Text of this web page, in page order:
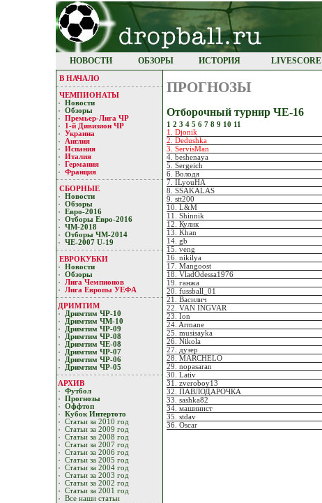
НОВОСТИ ОБЗОРЫ ИСТОРИЯ LIVESCORE
В НАЧАЛО
ЧЕМПИОНАТЫ
Новости
Обзоры
Премьер-Лигa ЧР
1-й Дивизион ЧР
Украина
Англия
Испания
Италия
Германия
Франция
СБОРНЫЕ
Новости
Обзоры
Евро-2016
Отборы Евро-2016
ЧМ-2018
Отборы ЧМ-2014
ЧЕ-2007 U-19
ЕВРОКУБКИ
Новости
Обзоры
Лигa Чемпиoнoв
Лига Европы УЕФA
ДРИМТИМ
Дримтим ЧР-10
Дримтим ЧМ-10
Дримтим ЧР-09
Дримтим ЧР-08
Дримтим ЧЕ-08
Дримтим ЧР-07
Дримтим ЧР-06
Дримтим ЧР-05
АРХИВ
Футбол
Прогнозы
Оффтоп
Кубoк Интертoтo
Статьи за 2010 год
Статьи за 2009 год
Статьи за 2008 год
Статьи за 2007 год
Статьи за 2006 год
Статьи за 2005 год
Статьи за 2004 год
Статьи за 2003 год
Статьи за 2002 год
Статьи за 2001 год
Все наши статьи
ПРОГНОЗЫ
Отборочный турнир ЧЕ-16
1 2 3 4 5 6 7 8 9 10 11
1. Djonik
2. Dedushka
3. ServisMan
4. beshenaya
5. Sergeich
6. Володя
7. ILyouHA
8. SSAKALAS
9. stt200
10. L&M
11. Shinnik
12. Кулик
13. Khan
14. gb
15. veng
16. nikilya
17. Mangoost
18. VladOdessa1976
19. ганжа
20. fussball_01
21. Василич
22. VAN INGVAR
23. Ion
24. Armane
25. musisayka
26. Nikola
27. дузер
28. MARCHELO
29. nopasaran
30. Lativ
31. zveroboy13
32. ПАВЛОДАРОЧКА
33. sashka82
34. машинист
35. stdav
36. Oscar